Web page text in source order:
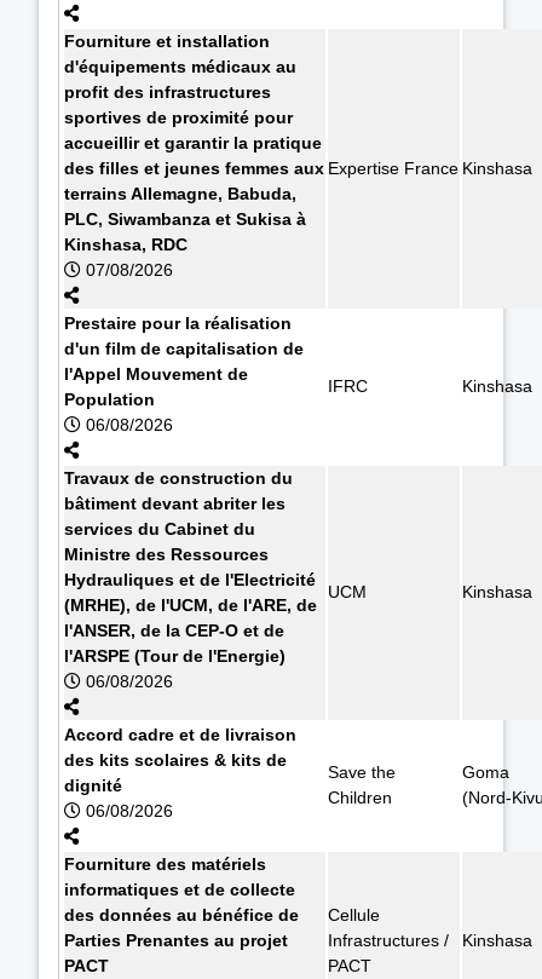
Fourniture et installation
d'équipements médicaux au
profit des infrastructures
sportives de proximité pour
accueillir et garantir la pratique
des filles et jeunes femmes aux
terrains Allemagne, Babuda,
PLC, Siwambanza et Sukisa à
Kinshasa, RDC
07/08/2026
Expertise France Kinshasa
Prestaire pour la réalisation
d'un film de capitalisation de
l'Appel Mouvement de
Population
06/08/2026
IFRC Kinshasa
Travaux de construction du
bâtiment devant abriter les
services du Cabinet du
Ministre des Ressources
Hydrauliques et de l'Electricité
(MRHE), de l'UCM, de l'ARE, de
l'ANSER, de la CEP-O et de
l'ARSPE (Tour de l'Energie)
06/08/2026
UCM Kinshasa
Accord cadre et de livraison
des kits scolaires & kits de
dignité
06/08/2026
Save the
Children
Goma
(Nord-
Fourniture des matériels
informatiques et de collecte
des données au bénéfice de
Parties Prenantes au projet
PACT
Cellule
Infrastructures /
PACT
Kinshasa